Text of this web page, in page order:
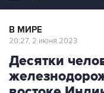
В МИРЕ
20:27, 2 июня 2023
Десятки